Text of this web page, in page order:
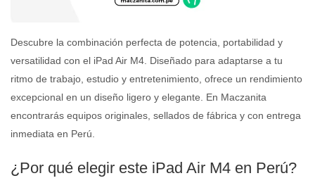
Descubre la combinación perfecta de potencia, portabilidad y
versatilidad con el iPad Air M4. Diseñado para adaptarse a tu
ritmo de trabajo, estudio y entretenimiento, ofrece un rendimiento
excepcional en un diseño ligero y elegante. En Maczanita
encontrarás equipos originales, sellados de fábrica y con entrega
inmediata en Perú.
¿Por qué elegir este iPad Air M4 en Perú?